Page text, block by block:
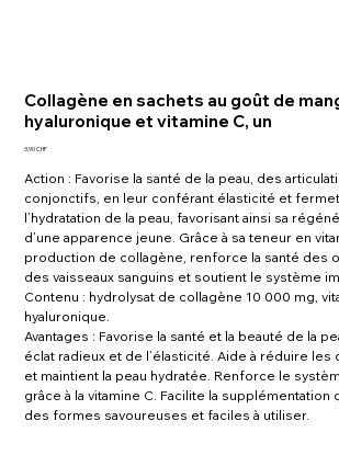
Collagène en sachets au goût de
hyaluronique et vitamine C, un
Prix
3,90 CHF
Action : Favorise la santé de la peau, des
conjonctifs, en leur conférant élasticité et
l’hydratation de la peau, favorisant ainsi sa
d’une apparence jeune. Grâce à sa teneur en
production de collagène, renforce la santé des
des vaisseaux sanguins et soutient le système
Contenu : hydrolysat de collagène 10 000 mg,
hyaluronique.
Avantages : Favorise la santé et la beauté de la
éclat radieux et de l’élasticité. Aide à réduire les
et maintient la peau hydratée. Renforce le
grâce à la vitamine C. Facilite la supplémentation
des formes savoureuses et faciles à utiliser.